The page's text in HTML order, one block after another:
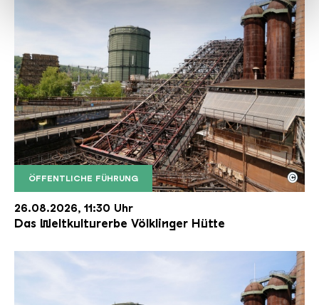
ÖFFENTLICHE FÜHRUNG
Der Erzschrägaufzug der Völklinger Hütte mit
Copyright: Weltkulturerbe Völklinger Hütte | Karl
©
26.08.2026, 11:30 Uhr
Das Weltkulturerbe Völklinger Hütte